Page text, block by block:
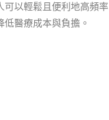
可以輕鬆且便利地高頻率
醫療成本與負擔。